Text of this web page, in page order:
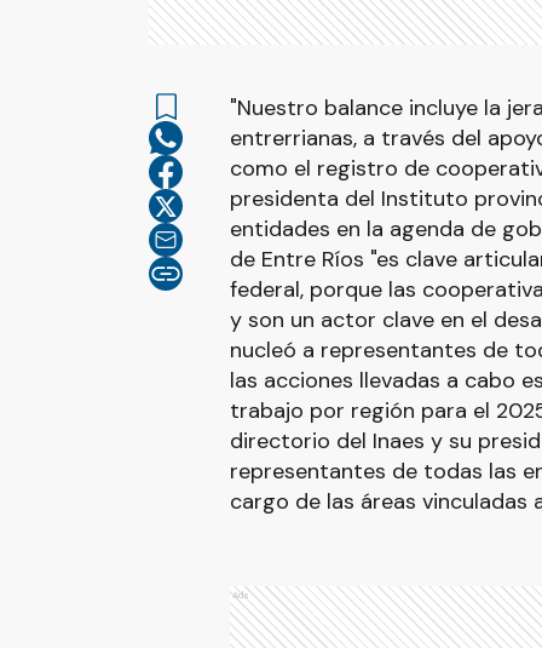
"Nuestro balance incluye la
entrerrianas, a través del
como el registro de
presidenta del Instituto
entidades en la agenda de
de Entre Ríos "es clave
federal, porque las
y son un actor clave en el
nucleó a representantes de
las acciones llevadas a cabo
trabajo por región para el
directorio del Inaes y su
representantes de todas las
cargo de las áreas vinculadas
Ads